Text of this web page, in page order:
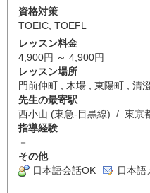
資格対策
TOEIC TOEFL
レッスン料金
4,900円 ～ 4,900円
レッスン場所
門前仲町 , 木場 , 東陽町 , 清
先生の最寄駅
西小山 (東急-目黒線) / 東京
指導経験
－
その他
日本語会話OK
日本語